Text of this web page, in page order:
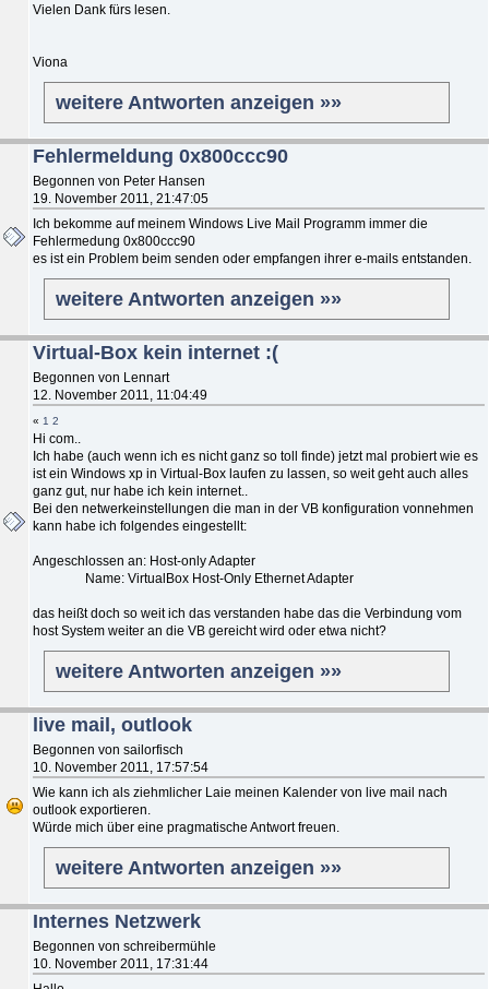
Vielen Dank fürs lesen.
Viona
weitere Antworten anzeigen »»
Fehlermeldung 0x800ccc90
Begonnen von Peter Hansen
19. November 2011, 21:47:05
Ich bekomme auf meinem Windows Live Mail Programm immer die
Fehlermedung 0x800ccc90
es ist ein Problem beim senden oder empfangen ihrer e-mails entstanden.
weitere Antworten anzeigen »»
Virtual-Box kein internet :(
Begonnen von Lennart
12. November 2011, 11:04:49
« 1 2
Hi com..
Ich habe (auch wenn ich es nicht ganz so toll finde) jetzt mal probiert wie es
ist ein Windows xp in Virtual-Box laufen zu lassen, so weit geht auch alles
ganz gut, nur habe ich kein internet..
Bei den netwerkeinstellungen die man in der VB konfiguration vonnehmen
kann habe ich folgendes eingestellt:
Angeschlossen an: Host-only Adapter
Name: VirtualBox Host-Only Ethernet Adapter
das heißt doch so weit ich das verstanden habe das die Verbindung vom
host System weiter an die VB gereicht wird oder etwa nicht?
weitere Antworten anzeigen »»
live mail, outlook
Begonnen von sailorfisch
10. November 2011, 17:57:54
Wie kann ich als ziehmlicher Laie meinen Kalender von live mail nach
outlook exportieren.
Würde mich über eine pragmatische Antwort freuen.
weitere Antworten anzeigen »»
Internes Netzwerk
Begonnen von schreibermühle
10. November 2011, 17:31:44